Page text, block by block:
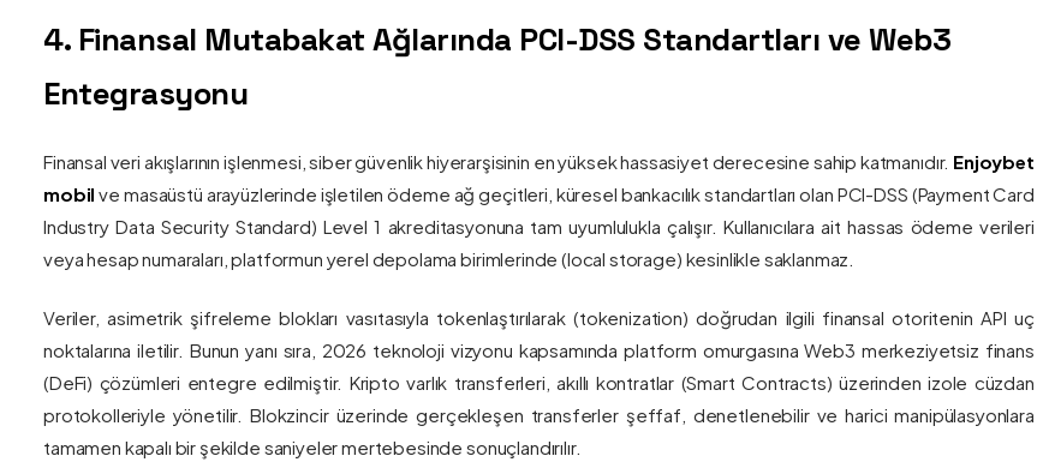
4. Finansal Mutabakat Ağlarında PCI-DSS Standartları ve Web3
Entegrasyonu
Finansal veri akışlarının işlenmesi, siber güvenlik hiyerarşisinin en yüksek hassasiyet derecesine sahip katmanıdır. Enjoybet
mobil ve masaüstü arayüzlerinde işletilen ödeme ağ geçitleri, küresel bankacılık standartları olan PCI-DSS (Payment Card
Industry Data Security Standard) Level 1 akreditasyonuna tam uyumlulukla çalışır. Kullanıcılara ait hassas ödeme verileri
veya hesap numaraları, platformun yerel depolama birimlerinde (local storage) kesinlikle saklanmaz.
Veriler, asimetrik şifreleme blokları vasıtasıyla tokenlaştırılarak (tokenization) doğrudan ilgili finansal otoritenin API uç
noktalarına iletilir. Bunun yanı sıra, 2026 teknoloji vizyonu kapsamında platform omurgasına Web3 merkeziyetsiz finans
(DeFi) çözümleri entegre edilmiştir. Kripto varlık transferleri, akıllı kontratlar (Smart Contracts) üzerinden izole cüzdan
protokolleriyle yönetilir. Blokzincir üzerinde gerçekleşen transferler şeffaf, denetlenebilir ve harici manipülasyonlara
tamamen kapalı bir şekilde saniyeler mertebesinde sonuçlandırılır.